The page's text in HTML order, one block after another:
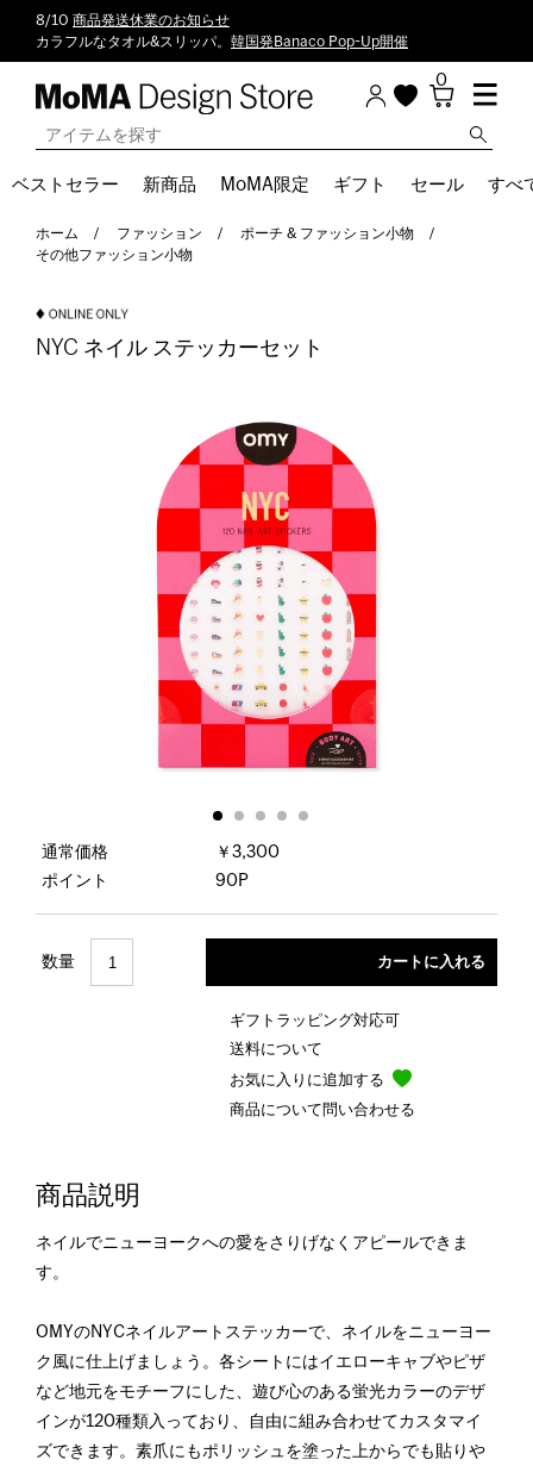
8/10 商品発送休業のお知らせ
カラフルなタオル&スリッパ。 韓国発Banaco Pop-Up開催
0
ベストセラー 新商品 MoMA限定 ギフト セール すべ
ホーム ファッション
ポーチ & ファッション小物
その他ファッション小物
NYC ネイル ステッカーセット
通常価格
￥3,300
ポイント
90P
数量
ギフトラッピング対応可
送料について
お気に入りに追加する
商品について問い合わせる
商品説明
ネイルでニューヨークへの愛をさりげなくアピールできま
す。
OMYのNYCネイルアートステッカーで、ネイルをニューヨー
ク風に仕上げましょう。各シートにはイエローキャブやピザ
など地元をモチーフにした、遊び心のある蛍光カラーのデザ
インが120種類入っており、自由に組み合わせてカスタマイ
ズできます。素爪にもポリッシュを塗った上からでも貼りや